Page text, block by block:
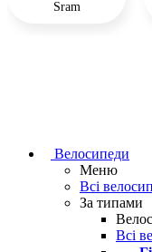
Sram
Велосипеди
Меню
Всі
За типами
Всі